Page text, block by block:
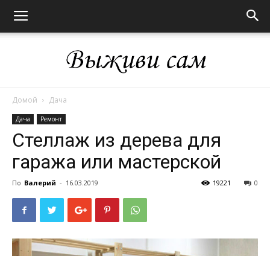
сам
Домой Дача
Дача Ремонт
Стеллаж из дерева для
гаража или мастерской
По Валерий - 16.03.2019 0
19221